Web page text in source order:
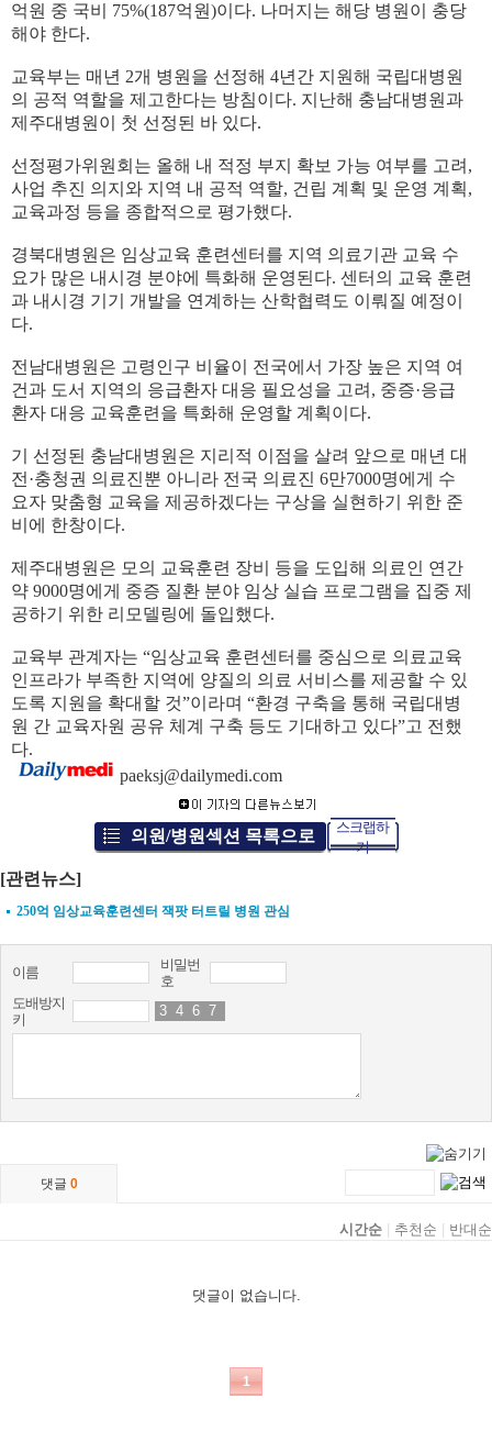
억원 중 국비 75%(187억원)이다. 나머지는 해당 병원이 충당
해야 한다.
교육부는 매년 2개 병원을 선정해 4년간 지원해 국립대병원
의 공적 역할을 제고한다는 방침이다. 지난해 충남대병원과
제주대병원이 첫 선정된 바 있다.
선정평가위원회는 올해 내 적정 부지 확보 가능 여부를 고려,
사업 추진 의지와 지역 내 공적 역할, 건립 계획 및 운영 계획,
교육과정 등을 종합적으로 평가했다.
경북대병원은 임상교육 훈련센터를 지역 의료기관 교육 수
요가 많은 내시경 분야에 특화해 운영된다. 센터의 교육 훈련
과 내시경 기기 개발을 연계하는 산학협력도 이뤄질 예정이
다.
전남대병원은 고령인구 비율이 전국에서 가장 높은 지역 여
건과 도서 지역의 응급환자 대응 필요성을 고려, 중증·응급
환자 대응 교육훈련을 특화해 운영할 계획이다.
기 선정된 충남대병원은 지리적 이점을 살려 앞으로 매년 대
전·충청권 의료진뿐 아니라 전국 의료진 6만7000명에게 수
요자 맞춤형 교육을 제공하겠다는 구상을 실현하기 위한 준
비에 한창이다.
제주대병원은 모의 교육훈련 장비 등을 도입해 의료인 연간
약 9000명에게 중증 질환 분야 임상 실습 프로그램을 집중 제
공하기 위한 리모델링에 돌입했다.
교육부 관계자는 “임상교육 훈련센터를 중심으로 의료교육
인프라가 부족한 지역에 양질의 의료 서비스를 제공할 수 있
도록 지원을 확대할 것”이라며 “환경 구축을 통해 국립대병
원 간 교육자원 공유 체계 구축 등도 기대하고 있다”고 전했
다.
paeksj@dailymedi.com
의원/병원섹션 목록으로
스크랩하
기
[관련뉴스]
250억 임상교육훈련센터 잭팟 터트릴 병원 관심